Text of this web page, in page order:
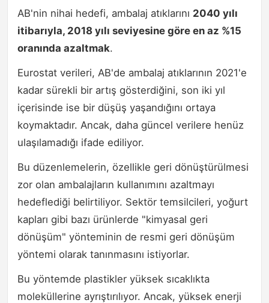
AB'nin nihai hedefi, ambalaj atıklarını 2040 yılı
itibarıyla, 2018 yılı seviyesine göre en az %15
oranında azaltmak.
Eurostat verileri, AB'de ambalaj atıklarının 2021'e
kadar sürekli bir artış gösterdiğini, son iki yıl
içerisinde ise bir düşüş yaşandığını ortaya
koymaktadır. Ancak, daha güncel verilere henüz
ulaşılamadığı ifade ediliyor.
Bu düzenlemelerin, özellikle geri dönüştürülmesi
zor olan ambalajların kullanımını azaltmayı
hedeflediği belirtiliyor. Sektör temsilcileri, yoğurt
kapları gibi bazı ürünlerde "kimyasal geri
dönüşüm" yönteminin de resmi geri dönüşüm
yöntemi olarak tanınmasını istiyorlar.
Bu yöntemde plastikler yüksek sıcaklıkta
moleküllerine ayrıştırılıyor. Ancak, yüksek enerji